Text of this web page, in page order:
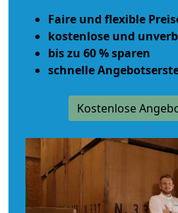
Faire und flexible
kostenlose und
bis zu 60 % sparen
schnelle
Kostenlose